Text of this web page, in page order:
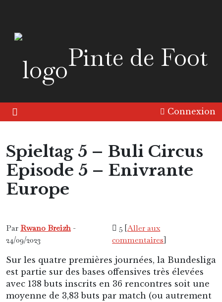
Pinte de Foot
Connexion
Spieltag 5 – Buli Circus
Episode 5 – Enivrante
Europe
Europe Friandise
Par Rwano Breizh -
24/09/2023
5 [Aller aux
commentaires]
Sur les quatre premières journées, la Bundesliga
est partie sur des bases offensives très élevées
avec 138 buts inscrits en 36 rencontres soit une
moyenne de 3,83 buts par match (ou autrement